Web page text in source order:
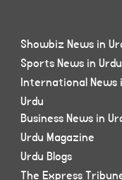
Showbiz News in
Sports News in Urdu
International News
Urdu
Business News in
Urdu Magazine
Urdu Blogs
The Express